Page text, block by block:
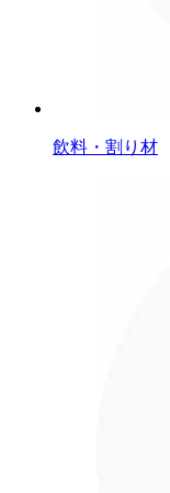
飲料・割り材